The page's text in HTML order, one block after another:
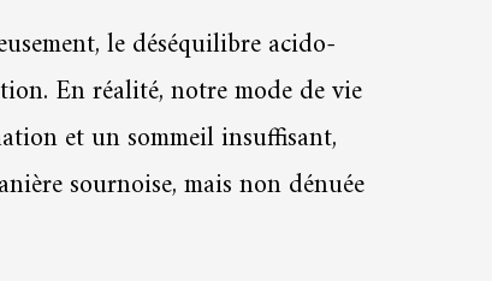
le déséquilibre acido-
En réalité, notre mode de vie
et un sommeil insuffisant,
sournoise, mais non dénuée